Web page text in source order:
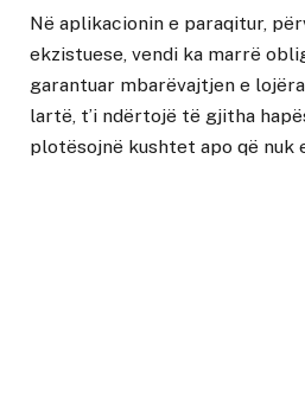
Në aplikacionin e paraqitur,
ekzistuese, vendi ka marrë
garantuar mbarëvajtjen e
lartë, t’i ndërtojë të gjitha
plotësojnë kushtet apo që nuk